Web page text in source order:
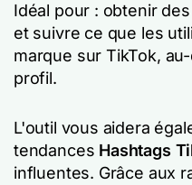
Idéal pour : obtenir
et suivre ce que les
marque sur TikTok,
profil.
L'outil vous aidera
tendances Hashtags
influentes. Grâce aux